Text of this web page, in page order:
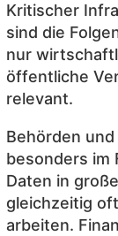
Kritischer
sind die
nur
öffentliche
relevant.
Behörden
besonders im
Daten in
gleichzeitig
arbeiten.